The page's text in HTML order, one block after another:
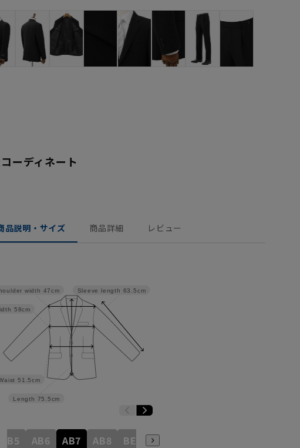
ーディネート
品説明・サイズ 商品詳細 レビュー
Sleeve length 63.5cm
Length 75.5cm
51.5cm
58cm
width 47cm
AB5 AB6 AB7 AB8 BE3 BE4